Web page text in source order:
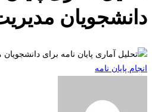
مدیریت
پایان نامه